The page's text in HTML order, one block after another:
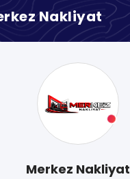
Nakliyat
Merkez Nakliyat